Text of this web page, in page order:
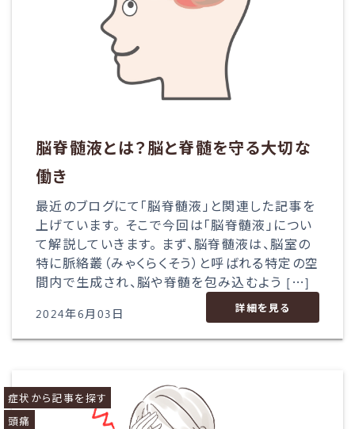
脳脊髄液とは？脳と脊髄を守る大切な
働き
最近のブログにて「脳脊髄液」と関連した記事を
上げています。 そこで今回は「脳脊髄液」につい
て解説していきます。 まず、脳脊髄液は、脳室の
特に脈絡叢（みゃくらくそう）と呼ばれる特定の空
間内で生成され、脳や脊髄を包み込むよう […]
2024年6月03日 詳細を見る
症状から記事を探す
頭痛